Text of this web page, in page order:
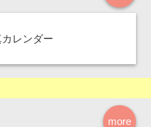
レンダー
more